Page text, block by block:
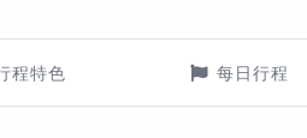
程特色 每日行程